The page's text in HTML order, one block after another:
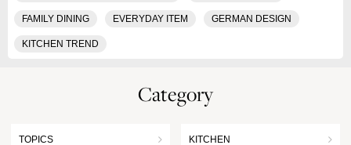
FAMILY DINING EVERYDAY ITEM GERMAN DESIGN
KITCHEN TREND
Category
TOPICS KITCHEN